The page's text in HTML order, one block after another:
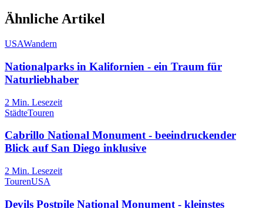
Ähnliche Artikel
USAWandern
Nationalparks in Kalifornien - ein Traum für
Naturliebhaber
2 Min. Lesezeit
StädteTouren
Cabrillo National Monument - beeindruckender
Blick auf San Diego inklusive
2 Min. Lesezeit
TourenUSA
Devils Postpile National Monument - kleinstes